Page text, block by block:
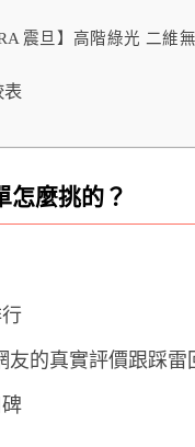
震旦】高階綠光 二維
表
怎麼挑的？
友的真實評價跟踩雷